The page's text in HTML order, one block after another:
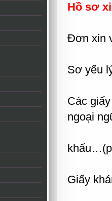
Hồ sơ
Đơn xin
Sơ yếu
Các
ngoại
Giấy